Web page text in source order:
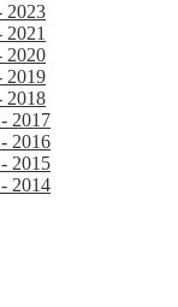
2023
2021
2020
2019
2018
2017
2016
2015
2014